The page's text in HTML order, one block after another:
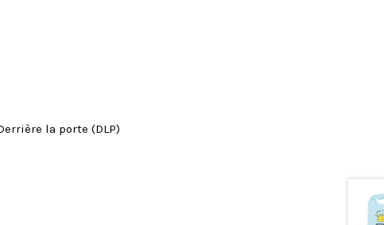
la porte (DLP)